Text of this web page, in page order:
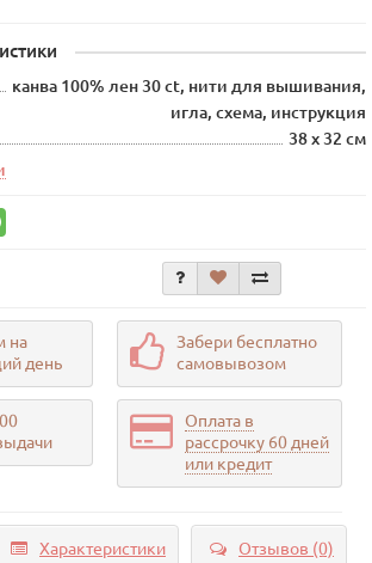
канва 100% лен 30 ct, нити для вышивания,
игла, схема, инструкция
38 х 32 см
на
день
Забери бесплатно
самовывозом
Оплата в
рассрочку 60 дней
или кредит
Характеристики Отзывов (0)